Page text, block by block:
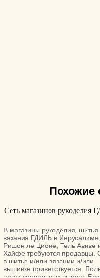
Похожие
Сеть магазинов рукоделия
В магазины рукоделия, шитья
вязания ГДИЛЬ в Иерусалиме,
Ришон ле Ционе, Тель Авиве
Хайфе требуются продавцы.
в шитье и/или вязании и/или
вышивке приветствуется.